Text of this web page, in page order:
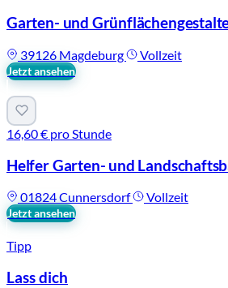
Garten- und
39126 Magdeburg Vollzeit
Jetzt ansehen
16,60 € pro Stunde
Helfer Garten- und
01824 Cunnersdorf Vollzeit
Jetzt ansehen
Tipp
Lass dich